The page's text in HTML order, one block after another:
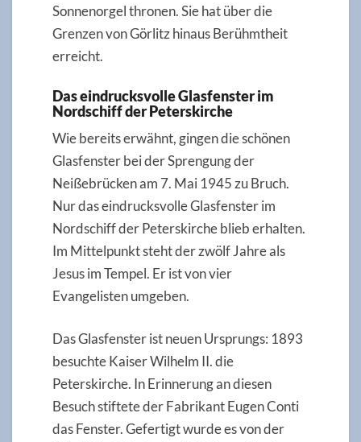
Sonnenorgel thronen. Sie hat über die
Grenzen von Görlitz hinaus Berühmtheit
erreicht.
Das eindrucksvolle Glasfenster im
Nordschiff der Peterskirche
Wie bereits erwähnt, gingen die schönen
Glasfenster bei der Sprengung der
Neißebrücken am 7. Mai 1945 zu Bruch.
Nur das eindrucksvolle Glasfenster im
Nordschiff der Peterskirche blieb erhalten.
Im Mittelpunkt steht der zwölf Jahre als
Jesus im Tempel. Er ist von vier
Evangelisten umgeben.
Das Glasfenster ist neuen Ursprungs: 1893
besuchte Kaiser Wilhelm II. die
Peterskirche. In Erinnerung an diesen
Besuch stiftete der Fabrikant Eugen Conti
das Fenster. Gefertigt wurde es von der